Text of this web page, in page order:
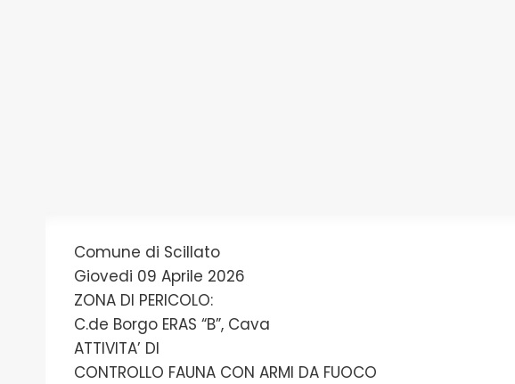
Comune di Scillato
Giovedi 09 Aprile 2026
ZONA DI PERICOLO:
C.de Borgo ERAS “B”, Cava
ATTIVITA’ DI
CONTROLLO FAUNA CON ARMI DA FUOCO